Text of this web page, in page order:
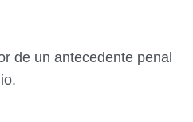
de un antecedente penal